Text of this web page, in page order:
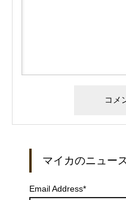
マイカのニュー
Email Address*